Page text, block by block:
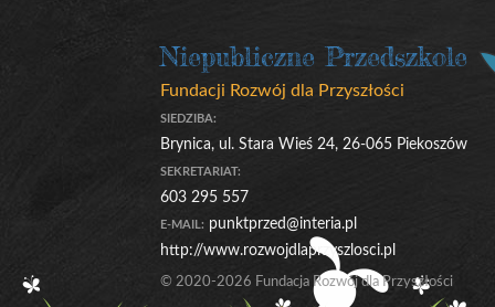
Niepubliczne Przedszkole
Fundacji Rozwój dla Przyszłości
SIEDZIBA:
Brynica, ul. Stara Wieś 24, 26-065 Piekoszów
SEKRETARIAT:
603 295 557
E-MAIL: punktprzed@interia.pl
http://www.rozwojdlaprzyszlosci.pl
© 2020-2026 Fundacja Rozwój dla Przyszłości